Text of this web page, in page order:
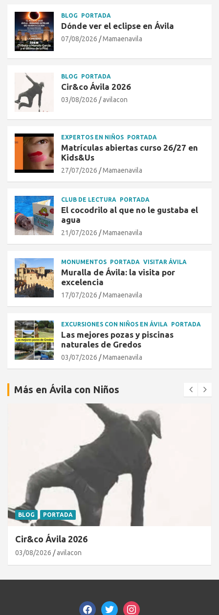
BLOG PORTADA
Dónde ver el eclipse en Ávila
07/08/2026 Mamaenavila
BLOG PORTADA
Cir&co Ávila 2026
03/08/2026 avilacon
EXPERTOS EN NIÑOS PORTADA
Matrículas abiertas curso 26/27 en
Kids&Us
27/07/2026 Mamaenavila
CLUB DE LECTURA PORTADA
El cocodrilo al que no le gustaba el
agua
21/07/2026 Mamaenavila
MONUMENTOS PORTADA VISITAR ÁVILA
Muralla de Ávila: la visita por
excelencia
17/07/2026 Mamaenavila
EXCURSIONES CON NIÑOS EN ÁVILA PORTADA
Las mejores pozas y piscinas
naturales de Gredos
03/07/2026 Mamaenavila
Más en Ávila con Niños
BLOG PORTADA
Cir&co Ávila 2026
03/08/2026 avilacon
facebooktwitterinstagram